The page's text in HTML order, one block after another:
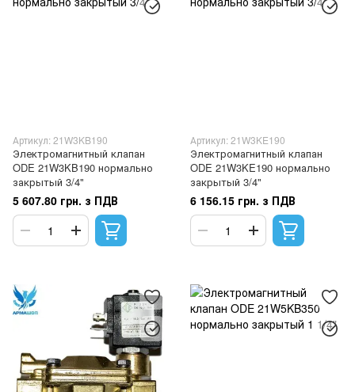
Артикул: 21W3KB190
Электромагнитный клапан
ODE 21W3KB190 нормально
закрытый 3/4"
5 607.80 грн. з ПДВ
Артикул: 21W3KE190
Электромагнитный клапан
ODE 21W3KE190 нормально
закрытый 3/4"
6 156.15 грн. з ПДВ